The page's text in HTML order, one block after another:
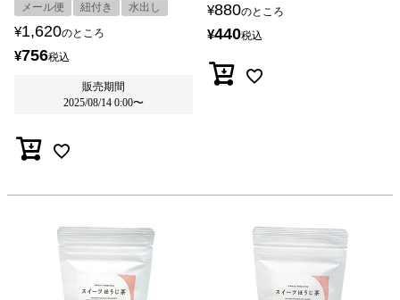
メール便 紐付き 水出し
¥1,620のところ
¥756税込
販売期間
2025/08/14 0:00〜
¥880のところ
¥440税込